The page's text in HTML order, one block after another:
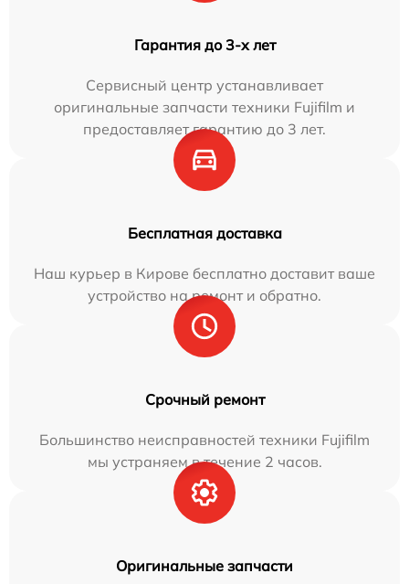
Гарантия до 3-х лет
Сервисный центр устанавливает
оригинальные запчасти техники Fujifilm и
предоставляет гарантию до 3 лет.
Бесплатная доставка
Наш курьер в Кирове бесплатно доставит ваше
устройство на ремонт и обратно.
Срочный ремонт
Большинство неисправностей техники Fujifilm
мы устраняем в течение 2 часов.
Оригинальные запчасти